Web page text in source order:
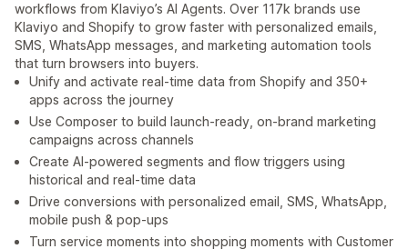
workflows from Klaviyo’s AI Agents. Over 117k brands use
Klaviyo and Shopify to grow faster with personalized emails,
SMS, WhatsApp messages, and marketing automation tools
that turn browsers into buyers.
Unify and activate real-time data from Shopify and 350+
apps across the journey
Use Composer to build launch-ready, on-brand marketing
campaigns across channels
Create AI-powered segments and flow triggers using
historical and real-time data
Drive conversions with personalized email, SMS, WhatsApp,
mobile push & pop-ups
Turn service moments into shopping moments with Customer